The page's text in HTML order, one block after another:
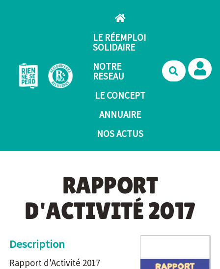
LE RÉEMPLOI
SOLIDAIRE
NOTRE
RESEAU
LE CONCEPT
ANNUAIRE
NOS ACTUS
RAPPORT
D'ACTIVITÉ 2017
Description
Rapport d'Activité 2017